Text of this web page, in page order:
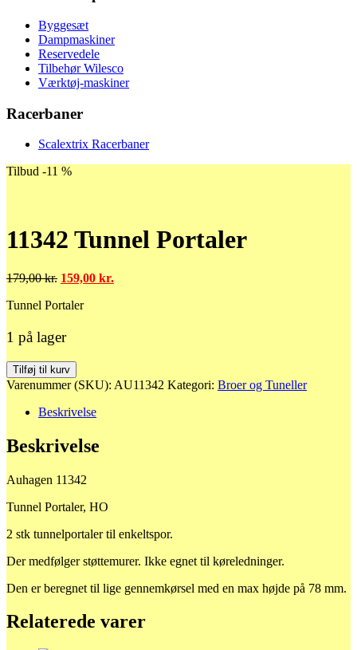
Byggesæt
Dampmaskiner
Reservedele
Tilbehør Wilesco
Værktøj-maskiner
Racerbaner
Scalextrix Racerbaner
Tilbud -11 %
11342 Tunnel Portaler
179,00kr. Den
pris
179,00 kr..
159,00 kr.
Tunnel Portaler
1 på lager
11342
Tunnel
antal
Tilføj til kurv
Varenummer (SKU): AU11342 Kategori: Broer og Tuneller
Beskrivelse
Beskrivelse
Auhagen 11342
Tunnel Portaler, HO
2 stk tunnelportaler til enkeltspor.
Der medfølger støttemurer. Ikke egnet til køreledninger.
Den er beregnet til lige gennemkørsel med en max højde på 78 mm.
Relaterede varer